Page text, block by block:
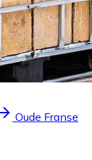
Oude Franse